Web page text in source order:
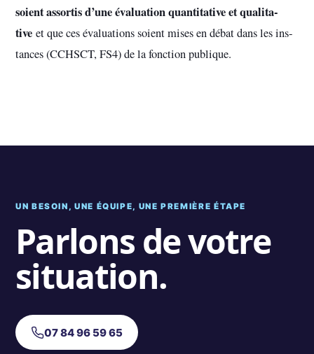
soient assor­tis d’une évaluation quan­ti­ta­tive et qua­li­ta­
tive et que ces évaluations soient mises en débat dans les ins­
tan­ces (CCHSCT, FS4) de la fonc­tion publi­que.
UN BESOIN, UNE ÉQUIPE, UNE PREMIÈRE ÉTAPE
Parlons de votre
situation.
07 84 96 59 65